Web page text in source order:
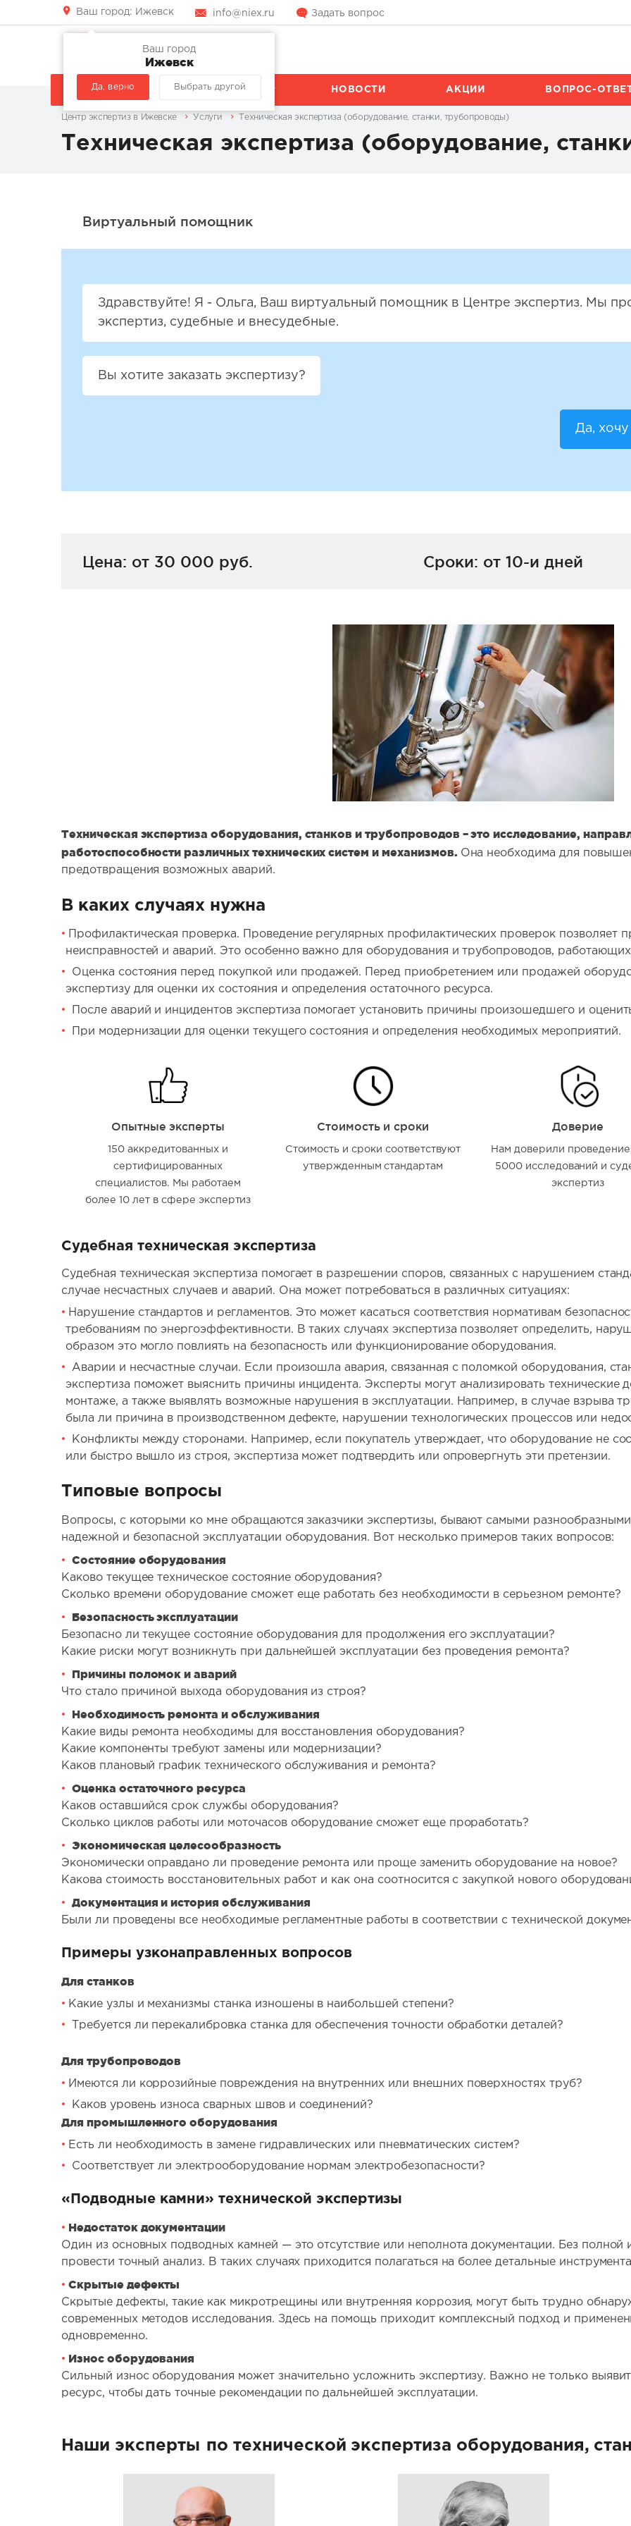
Ваш город: Ижевск
Ваш город
Ижевск
Да, верно Выбрать другой
info@niex.ru Задать вопрос
КОМПАНИЯ УСЛУГИ НОВОСТИ АКЦИИ ВОПРОС-
Центр экспертиз в Ижевске Услуги Техническая экспертиза (оборудование, станки, трубопроводы)
Техническая экспертиза (оборудование,
Здравствуйте! Я - Ольга, Ваш виртуальный помощник в Центре экспертиз. Мы
экспертиз, судебные и внесудебные.
Вы хотите заказать экспертизу?
Да, хочу
Цена: от 30 000 руб. Сроки: от 10-и дней
Техническая экспертиза оборудования, станков и трубопроводов – это исследование,
работоспособности различных технических систем и механизмов. Она необходима для
предотвращения возможных аварий.
В каких случаях нужна
Профилактическая проверка. Проведение регулярных профилактических проверок позволяет
неисправностей и аварий. Это особенно важно для оборудования и трубопроводов,
Оценка состояния перед покупкой или продажей. Перед приобретением или продажей
экспертизу для оценки их состояния и определения остаточного ресурса.
После аварий и инцидентов экспертиза помогает установить причины произошедшего и
При модернизации для оценки текущего состояния и определения необходимых мероприятий.
Опытные эксперты
150 аккредитованных и
сертифицированных
специалистов. Мы работаем
более 10 лет в сфере экспертиз
Стоимость и сроки
Стоимость и сроки соответствуют
утвержденным стандартам
Доверие
Нам доверили
5000 исследований и
экспертиз
Судебная техническая экспертиза
Судебная техническая экспертиза помогает в разрешении споров, связанных с нарушением
случае несчастных случаев и аварий. Она может потребоваться в различных ситуациях:
Нарушение стандартов и регламентов. Это может касаться соответствия нормативам
требованиям по энергоэффективности. В таких случаях экспертиза позволяет определить,
образом это могло повлиять на безопасность или функционирование оборудования.
Аварии и несчастные случаи. Если произошла авария, связанная с поломкой оборудования,
экспертиза поможет выяснить причины инцидента. Эксперты могут анализировать
монтаже, а также выявлять возможные нарушения в эксплуатации. Например, в случае взрыва
была ли причина в производственном дефекте, нарушении технологических процессов или
Конфликты между сторонами. Например, если покупатель утверждает, что оборудование не
или быстро вышло из строя, экспертиза может подтвердить или опровергнуть эти претензии.
Типовые вопросы
Вопросы, с которыми ко мне обращаются заказчики экспертизы, бывают самыми
надежной и безопасной эксплуатации оборудования. Вот несколько примеров таких вопросов:
Состояние оборудования
Каково текущее техническое состояние оборудования?
Сколько времени оборудование сможет еще работать без необходимости в серьезном ремонте?
Безопасность эксплуатации
Безопасно ли текущее состояние оборудования для продолжения его эксплуатации?
Какие риски могут возникнуть при дальнейшей эксплуатации без проведения ремонта?
Причины поломок и аварий
Что стало причиной выхода оборудования из строя?
Необходимость ремонта и обслуживания
Какие виды ремонта необходимы для восстановления оборудования?
Какие компоненты требуют замены или модернизации?
Каков плановый график технического обслуживания и ремонта?
Оценка остаточного ресурса
Каков оставшийся срок службы оборудования?
Сколько циклов работы или моточасов оборудование сможет еще проработать?
Экономическая целесообразность
Экономически оправдано ли проведение ремонта или проще заменить оборудование на новое?
Какова стоимость восстановительных работ и как она соотносится с закупкой нового
Документация и история обслуживания
Были ли проведены все необходимые регламентные работы в соответствии с технической
Примеры узконаправленных вопросов
Для станков
Какие узлы и механизмы станка изношены в наибольшей степени?
Требуется ли перекалибровка станка для обеспечения точности обработки деталей?
Для трубопроводов
Имеются ли коррозийные повреждения на внутренних или внешних поверхностях труб?
Каков уровень износа сварных швов и соединений?
Для промышленного оборудования
Есть ли необходимость в замене гидравлических или пневматических систем?
Соответствует ли электрооборудование нормам электробезопасности?
«Подводные камни» технической экспертизы
Недостаток документации
Один из основных подводных камней — это отсутствие или неполнота документации. Без
провести точный анализ. В таких случаях приходится полагаться на более детальные
Скрытые дефекты
Скрытые дефекты, такие как микротрещины или внутренняя коррозия, могут быть трудно
современных методов исследования. Здесь на помощь приходит комплексный подход и
одновременно.
Износ оборудования
Сильный износ оборудования может значительно усложнить экспертизу. Важно не только
ресурс, чтобы дать точные рекомендации по дальнейшей эксплуатации.
Наши эксперты по технической экспертиза оборудования,